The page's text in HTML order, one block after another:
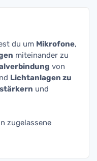
du um Mikrofone,
miteinander zu
von
Lichtanlagen zu
und
zugelassene